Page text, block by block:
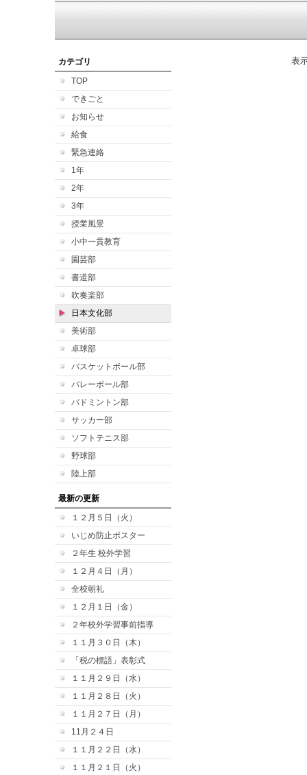
カテゴリ
TOP
できごと
お知らせ
給食
緊急連絡
1年
2年
3年
授業風景
小中一貫教育
園芸部
書道部
吹奏楽部
日本文化部
美術部
卓球部
バスケットボール部
バレーボール部
バドミントン部
サッカー部
ソフトテニス部
野球部
陸上部
最新の更新
１２月５日（火）
いじめ防止ポスター
２年生 校外学習
１２月４日（月）
全校朝礼
１２月１日（金）
２年校外学習事前指導
１１月３０日（木）
「税の標語」表彰式
１１月２９日（水）
１１月２８日（火）
１１月２７日（月）
11月２４日
１１月２２日（水）
１１月２１日（火）
表